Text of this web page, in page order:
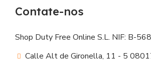
Contate-nos
Shop Duty Free Online S.L. NIF: B-
Calle Alt de Gironella, 11 - 5